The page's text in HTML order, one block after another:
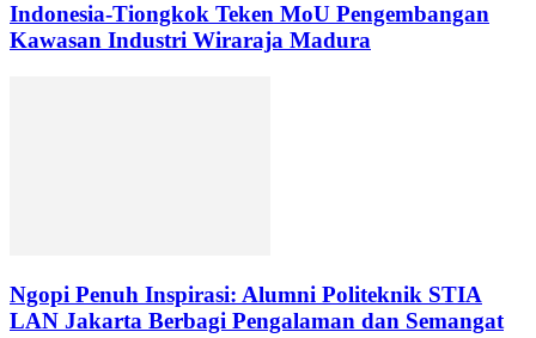
Indonesia-Tiongkok Teken MoU Pengembangan
Kawasan Industri Wiraraja Madura
Ngopi Penuh Inspirasi: Alumni Politeknik STIA
LAN Jakarta Berbagi Pengalaman dan Semangat